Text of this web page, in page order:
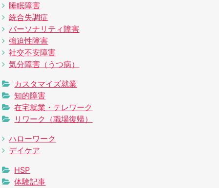
睡眠障害
統合失調症
パーソナリティ障害
強迫性障害
社交不安障害
気分障害（うつ病）
カスタマイズ就業
知的障害
在宅就業・テレワーク
リワーク（職場復帰）
ハローワーク
デイケア
HSP
体験記事